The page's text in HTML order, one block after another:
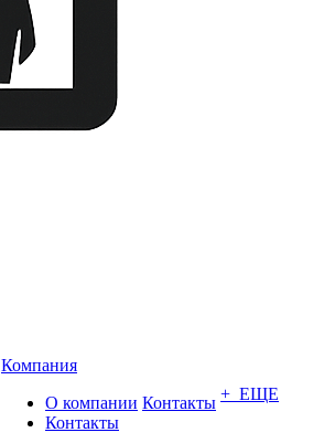
Компания
О компании
Контакты
Контакты + ЕЩЕ